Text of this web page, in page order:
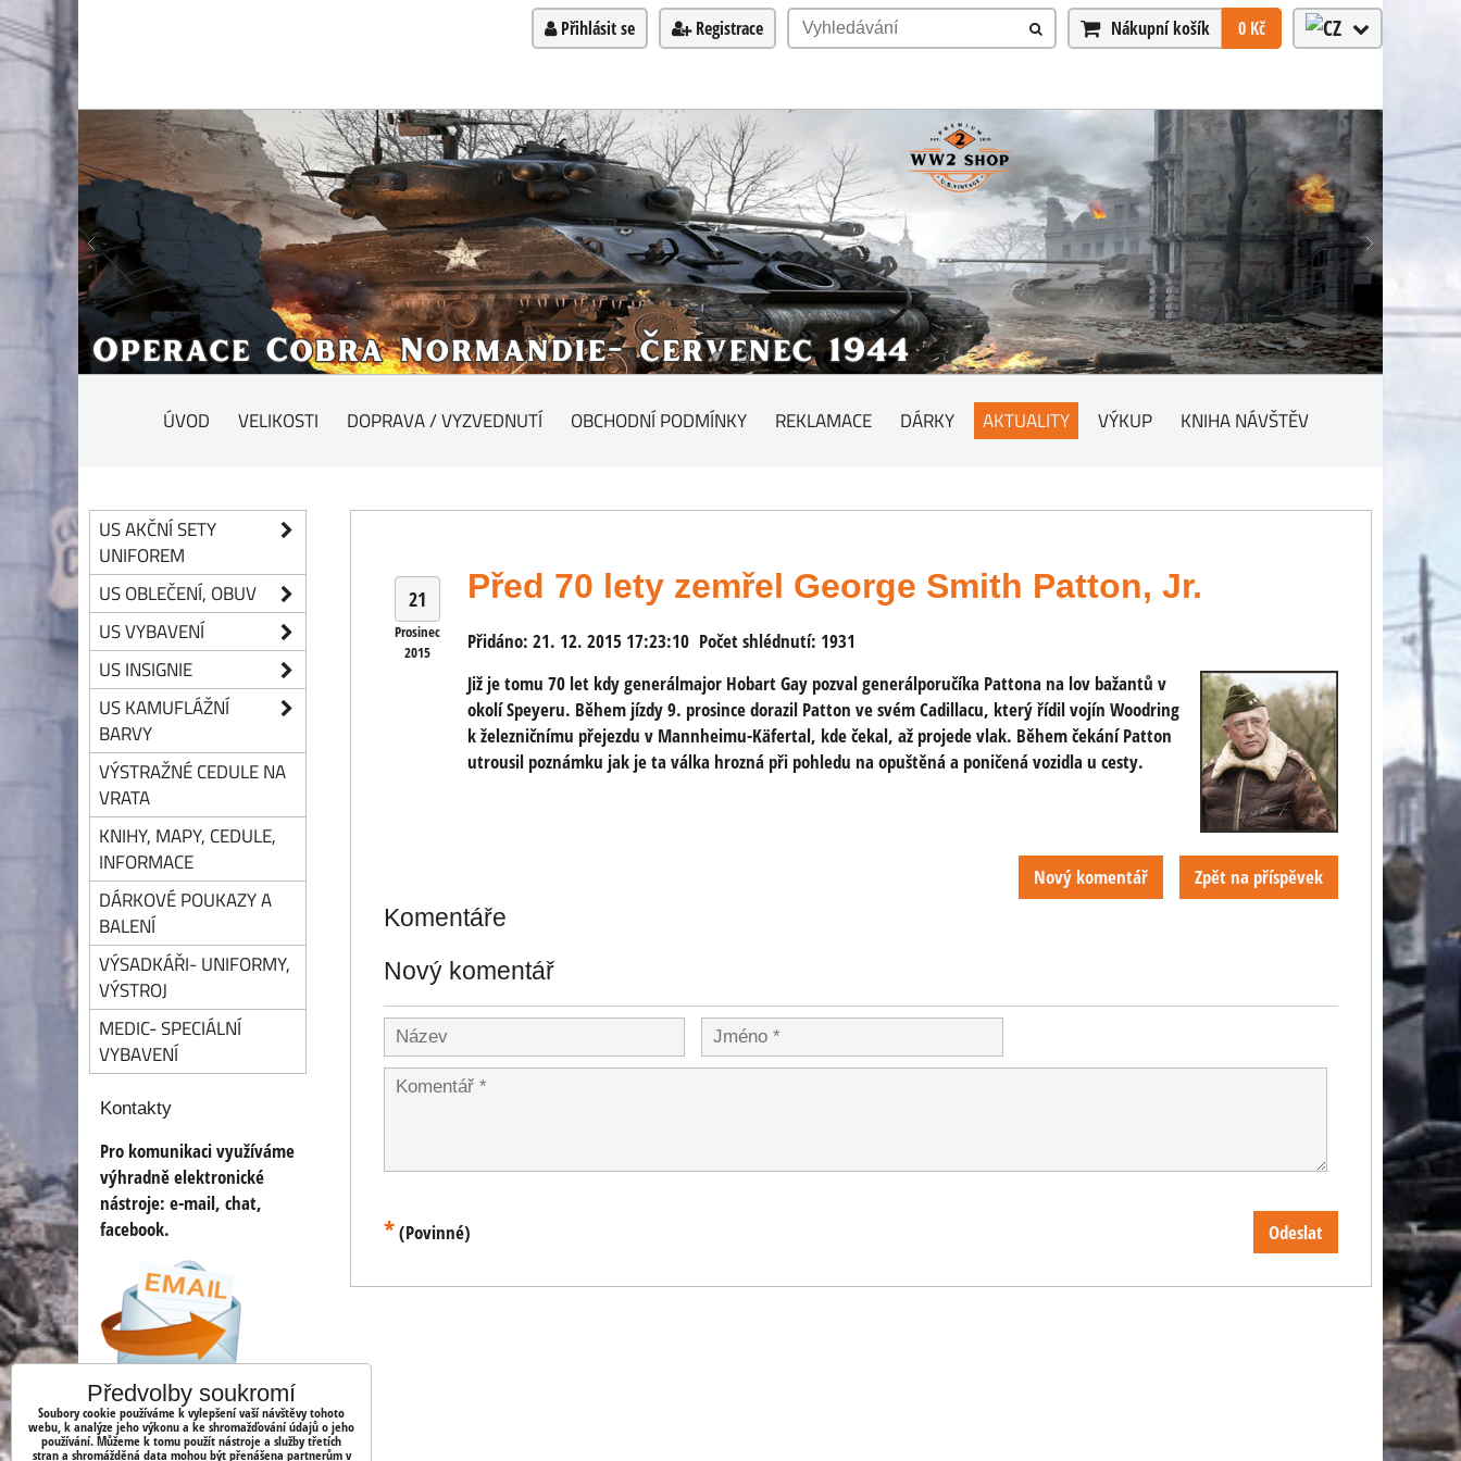
Přihlásit se Registrace Nákupní košík 0 Kč
ÚVOD VELIKOSTI DOPRAVA / VYZVEDNUTÍ OBCHODNÍ PODMÍNKY REKLAMACE DÁRKY AKTUALITY VÝKUP KNIHA NÁVŠTĚV
21
Prosinec
2015
Před 70 lety zemřel George Smith Patton, Jr.
Přidáno: 21. 12. 2015 17:23:10 Počet shlédnutí: 1931
Již je tomu 70 let kdy generálmajor Hobart Gay pozval generálporučíka Pattona na lov bažantů v
okolí Speyeru. Během jízdy 9. prosince dorazil Patton ve svém Cadillacu, který řídil vojín Woodring
k železničnímu přejezdu v Mannheimu-Käfertal, kde čekal, až projede vlak. Během čekání Patton
utrousil poznámku jak je ta válka hrozná při pohledu na opuštěná a poničená vozidla u cesty.
Zpět na příspěvek
Nový komentář
Komentáře
Nový komentář
*(Povinné) Odeslat
US AKČNÍ SETY
UNIFOREM
US OBLEČENÍ, OBUV
US VYBAVENÍ
US INSIGNIE
US KAMUFLÁŽNÍ
BARVY
VÝSTRAŽNÉ CEDULE NA
VRATA
KNIHY, MAPY, CEDULE,
INFORMACE
DÁRKOVÉ POUKAZY A
BALENÍ
VÝSADKÁŘI- UNIFORMY,
VÝSTROJ
MEDIC- SPECIÁLNÍ
VYBAVENÍ
Kontakty
Pro komunikaci využíváme
výhradně elektronické
nástroje: e-mail, chat,
facebook.
info@ww2.cz
shopww2/
Předvolby soukromí
Soubory cookie používáme k vylepšení vaší návštěvy tohoto
webu, k analýze jeho výkonu a ke shromažďování údajů o jeho
používání. Můžeme k tomu použít nástroje a služby třetích
stran a shromážděná data mohou být přenášena partnerům v